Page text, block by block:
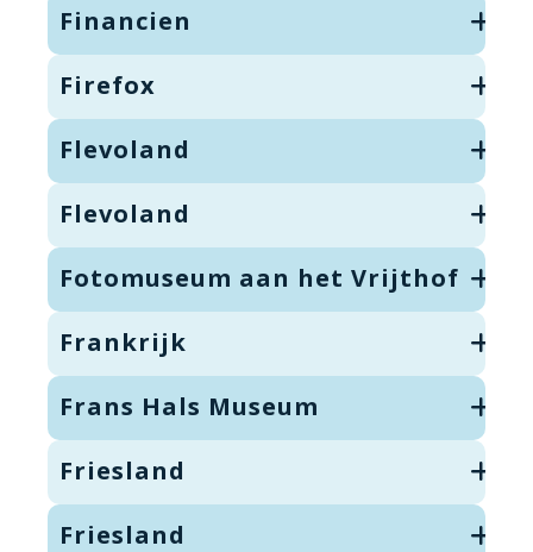
Financien
Firefox
Flevoland
Flevoland
Fotomuseum aan het Vrijthof
Frankrijk
Frans Hals Museum
Friesland
Friesland